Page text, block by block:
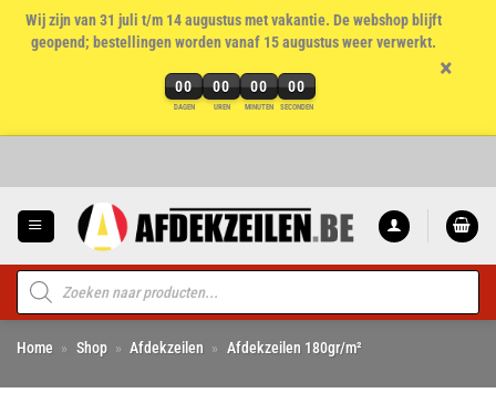
Wij zijn van 31 juli t/m 14 augustus met vakantie. De webshop blijft
geopend; bestellingen worden vanaf 15 augustus weer verwerkt.
00
DAGEN
00
UREN
00
MINUTEN
00
SECONDEN
×
Producten
zoeken
Home » Shop » Afdekzeilen » Afdekzeilen 180gr/m²